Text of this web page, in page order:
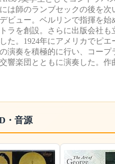
は師のランブセックの後を
ビュー。ベルリンで指揮を
ラを創設。さらに出版会社
た。1924年にアメリカでピ
演奏を積極的に行い、コー
響楽団とともに演奏した。
・音源